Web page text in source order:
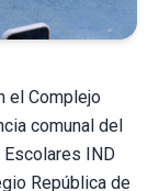
el Complejo
comunal del
IND
República de